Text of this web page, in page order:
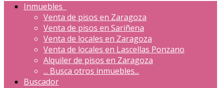
Inmuebles
Venta de pisos en Zaragoza
Venta de pisos en Sariñena
Venta de locales en Zaragoza
Venta de locales en Lascellas Ponzano
Alquiler de pisos en Zaragoza
... Busca otros inmuebles...
Buscador